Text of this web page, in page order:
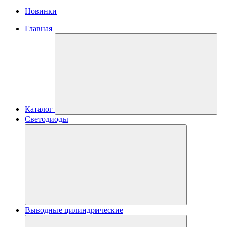
Новинки
Главная
Каталог
Светодиоды
Выводные цилиндрические